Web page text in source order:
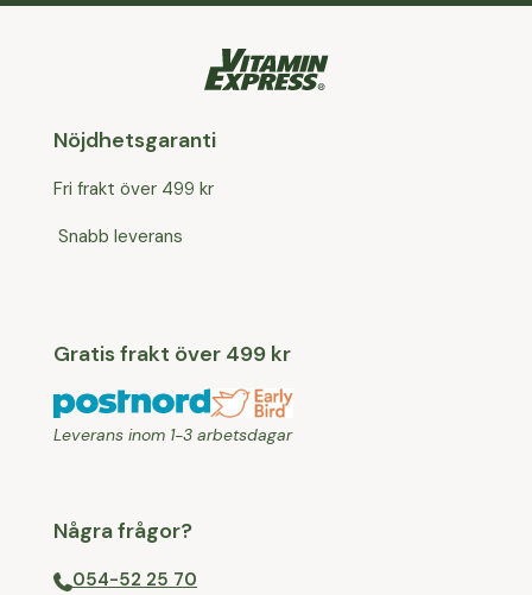
Nöjdhetsgaranti
Fri frakt över 499 kr
Snabb leverans
Gratis frakt över 499 kr
Leverans inom 1-3 arbetsdagar
Några frågor?
054-52 25 70